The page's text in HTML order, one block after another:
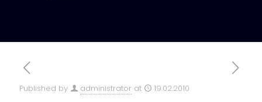
Published by administrator at 19.02.2010